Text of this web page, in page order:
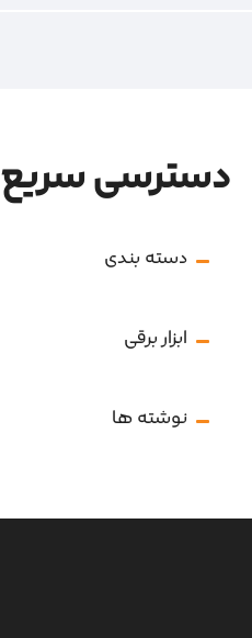
دسترسی سریع
دسته بندی
ابزار برقی
نوشته ها